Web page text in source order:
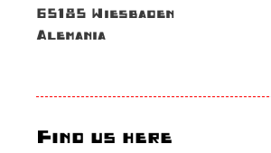
65185 Wiesbaden
Alemania
Find us here